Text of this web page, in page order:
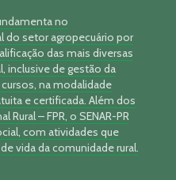
no
setor agropecuário por
das mais diversas
inclusive de gestão da
na modalidade
e certificada. Além dos
– FPR, o SENAR-PR
com atividades que
vida da comunidade rural.